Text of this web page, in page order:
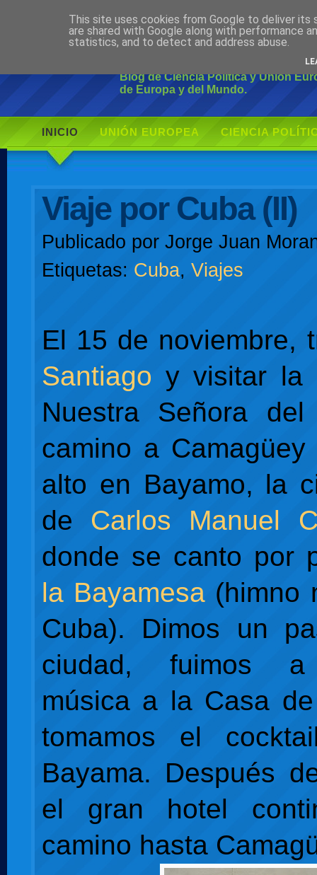
Ciudadano
Blog de Ciencia Política y Unión
de Europa y del Mundo.
INICIO UNIÓN EUROPEA CIENCIA
Viaje por Cuba (II)
Publicado por Jorge Juan
Etiquetas: Cuba, Viajes
El 15 de noviembre,
Santiago y visitar la
Nuestra Señora
camino a
alto en Bayamo, la
de Carlos Manuel
donde se canto por
la Bayamesa (himno
Cuba). Dimos un
ciudad, fuimos a
música a la Casa
tomamos el
Bayama. Después
el gran hotel
camino hasta
This site uses cookies from Google to deliver its
are shared with Google along with performance
statistics, and to detect and address abuse.